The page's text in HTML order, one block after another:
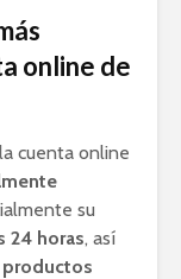
online de
cuenta online
su
24 horas, así
productos